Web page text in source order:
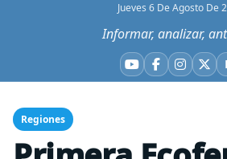
Jueves 6 De Agosto De
Informar, analizar,
YouTube
Facebook
X
Regiones